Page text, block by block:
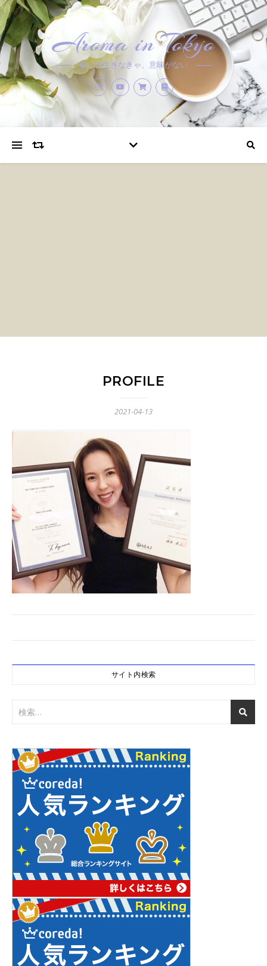
Aroma in Tokyo
香りで生きなきゃ、意味がない
PROFILE
2021-04-13
サイト内検索